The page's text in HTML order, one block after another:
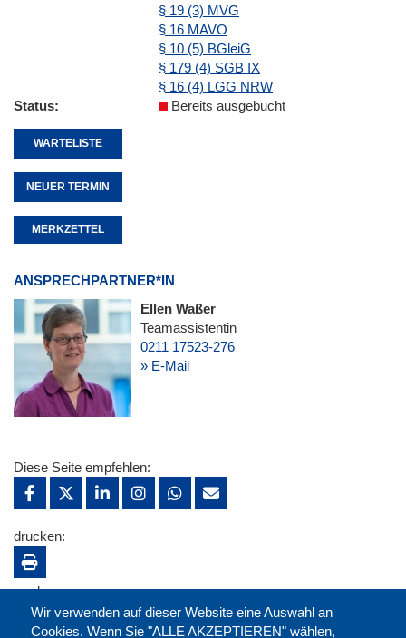
§ 19 (3) MVG
§ 16 MAVO
§ 10 (5) BGleiG
§ 179 (4) SGB IX
§ 16 (4) LGG NRW
Status
Bereits ausgebucht
WARTELISTE
NEUER TERMIN
MERKZETTEL
ANSPRECHPARTNER*IN
Ellen Waßer
Teamassistentin
0211 17523-276
» E-Mail
Wir verwenden auf dieser Website eine Auswahl an
Cookies. Wenn Sie "ALLE AKZEPTIEREN" wählen,
Diese Seite empfehlen:
drucken:
merken: